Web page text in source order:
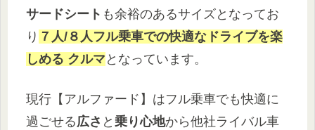
サードシート も余裕のあるサイズとなってお
り ７人/８人フル乗車での快適なドライブを楽
しめる クルマ となっています。
現行【アルファード】はフル乗車でも快適に
過ごせる広さ と 乗り心地から他社ライバル車